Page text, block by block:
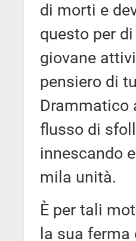
di morti e
questo per
giovane
pensiero di
Drammatico
flusso di
innescando
mila unità.
È per tali
la sua